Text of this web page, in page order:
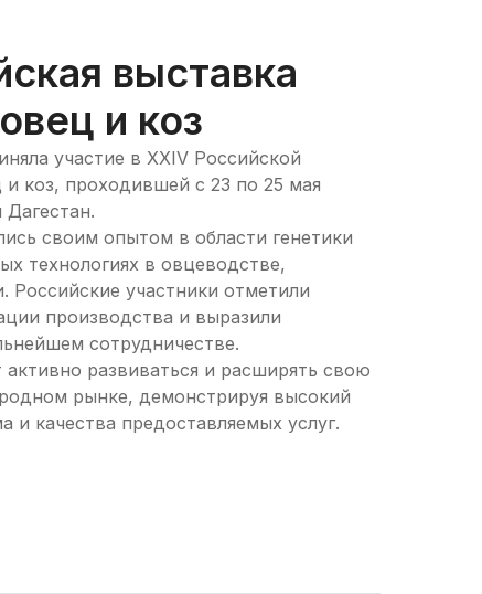
выставка
и коз
участие в XXIV Российской
коз, проходившей с 23 по 25 мая
Дагестан.
своим опытом в области генетики
технологиях в овцеводстве,
Российские участники отметили
производства и выразили
сотрудничестве.
активно развиваться и расширять свою
рынке, демонстрируя высокий
и качества предоставляемых услуг.